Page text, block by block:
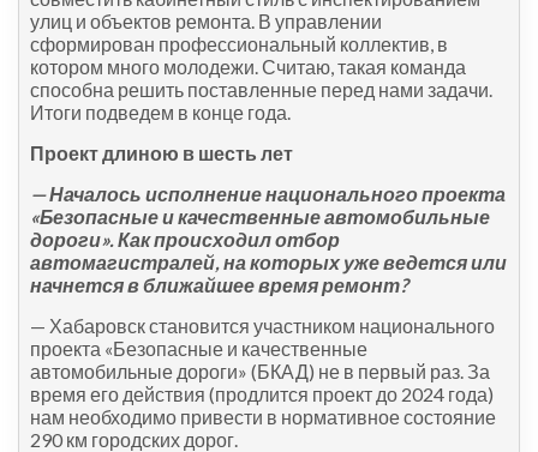
улиц и объектов ремонта. В управлении
сформирован профессиональный коллектив, в
котором много молодежи. Считаю, такая команда
способна решить поставленные перед нами задачи.
Итоги подведем в конце года.
Проект длиною в шесть лет
— Началось исполнение национального проекта
«Безопасные и качественные автомобильные
дороги». Как происходил отбор
автомагистралей, на которых уже ведется или
начнется в ближайшее время ремонт?
— Хабаровск становится участником национального
проекта «Безопасные и качественные
автомобильные дороги» (БКАД) не в первый раз. За
время его действия (продлится проект до 2024 года)
нам необходимо привести в нормативное состояние
290 км городских дорог.